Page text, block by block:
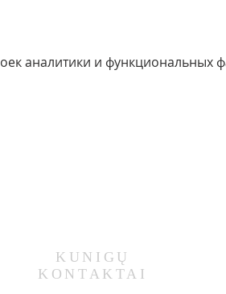
аналитики и функциональных
KUNIGŲ
KONTAKTAI